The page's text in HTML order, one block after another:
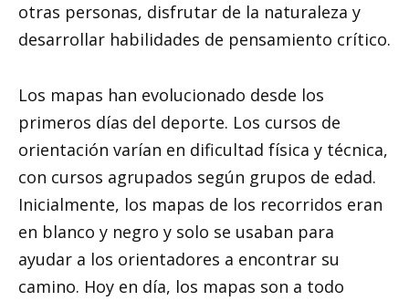
otras personas, disfrutar de la naturaleza y
desarrollar habilidades de pensamiento crítico.
Los mapas han evolucionado desde los
primeros días del deporte. Los cursos de
orientación varían en dificultad física y técnica,
con cursos agrupados según grupos de edad.
Inicialmente, los mapas de los recorridos eran
en blanco y negro y solo se usaban para
ayudar a los orientadores a encontrar su
camino. Hoy en día, los mapas son a todo